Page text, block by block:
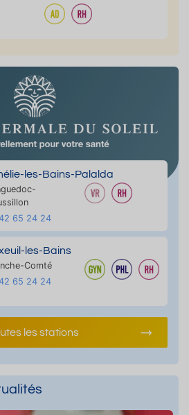
les-Bains-Palalda
65 24 24
les-Bains
Comté
65 24 24
les stations